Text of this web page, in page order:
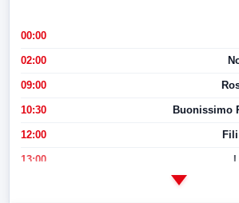
00:00
02:00
09:00
10:30 Buonissimo
12:00
13:00